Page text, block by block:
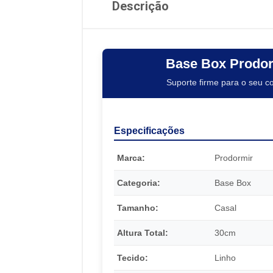
Descrição
Base Box
Suporte firme para o seu
Especificações
Marca: Prodormir
Categoria: Base Box
Tamanho: Casal
Altura Total: 30cm
Tecido: Linho